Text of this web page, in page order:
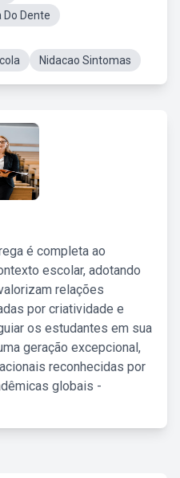
Dente
Nidacao Sintomas
é completa ao
escolar, adotando
relações
por criatividade e
os estudantes em sua
geração excepcional,
reconhecidas por
globais -